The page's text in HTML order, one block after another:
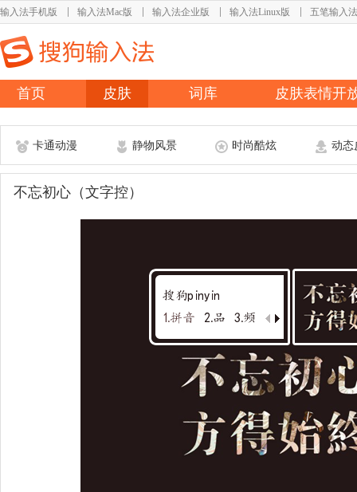
输入法手机版 输入法Mac版 输入法企业版 输入法Linux版 五笔输入法
首页 皮肤 词库 皮肤表情开
卡通动漫 静物风景 时尚酷炫 动态
不忘初心（文字控）